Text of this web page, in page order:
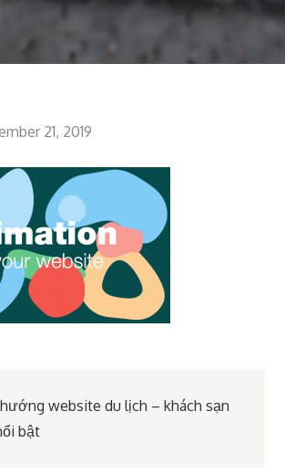
21, 2019
website du lịch – khách sạn
bật